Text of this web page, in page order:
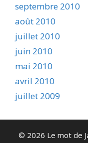
septembre 2010
août 2010
juillet 2010
juin 2010
mai 2010
avril 2010
juillet 2009
© 2026 Le mot de